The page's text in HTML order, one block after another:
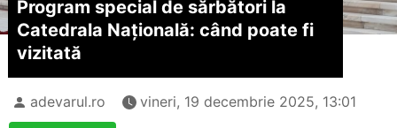
Program special de sărbători la
Catedrala Națională: când poate fi
vizitată
adevarul.ro vineri, 19 decembrie 2025, 13:01